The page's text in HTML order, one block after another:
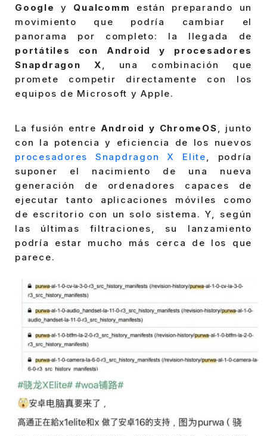
Googley Qualcomm están preparando un
movimiento que podría cambiar el
panorama por completo: la llegada de
portátiles con Android y procesadores
Snapdragon X, una combinación que
promete competir directamente con los
equipos de Microsoft y Apple.
La fusión entre Android y ChromeOS, junto
con la potencia y eficiencia de los nuevos
procesadores Snapdragon X Elite, podría
suponer el nacimiento de una nueva
generación de ordenadores capaces de
ejecutar tanto aplicaciones móviles como
de escritorio con un solo sistema. Y, según
las últimas filtraciones, su lanzamiento
podría estar mucho más cerca de los que
parece.